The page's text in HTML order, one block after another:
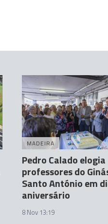
MADEIRA
Pedro Calado elogia
professores do
Santo António em
aniversário
8 Nov 13:19